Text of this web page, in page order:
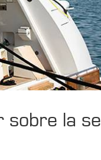
sobre la